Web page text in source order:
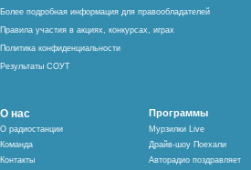
Более подробная информация для правообладателей
Правила участия в акциях, конкурсах, играх
Политика конфиденциальности
Результаты СОУТ
О нас
О радиостанции
Команда
Контакты
Программы
Мурзилки Live
Драйв-шоу Поехали
Авторадио поздравляет